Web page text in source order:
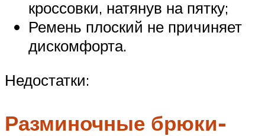
кроссовки, натянув на пятку;
Ремень плоский не причиняет
дискомфорта.
Недостатки:
Разминочные брюки-